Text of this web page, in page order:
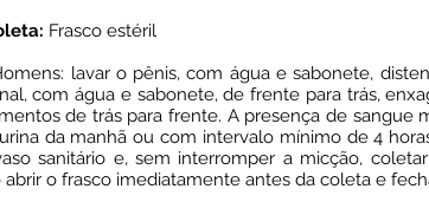
Frasco estéril
lavar o pênis, com água e sabonete,
com água e sabonete, de frente para trás,
de trás para frente. A presença de
da manhã ou com intervalo mínimo de 4
sanitário e, sem interromper a micção,
abrir o frasco imediatamente antes da coleta e